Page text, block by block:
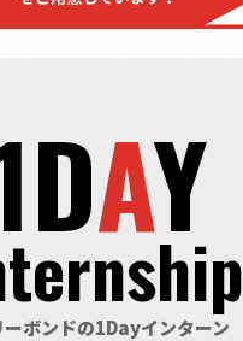
AY
ーボンドの1Dayインターン